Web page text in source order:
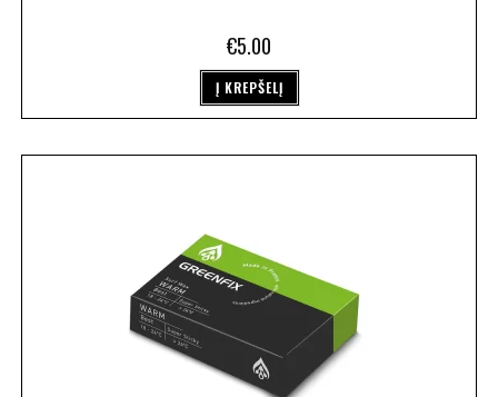
€5.00
Į KREPŠELĮ